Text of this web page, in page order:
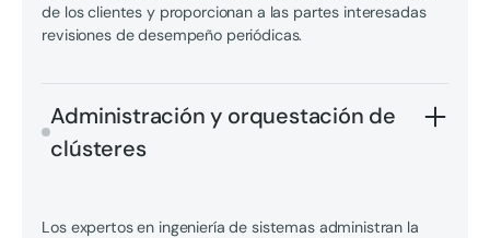
de los clientes y proporcionan a las partes interesadas
revisiones de desempeño periódicas.
Administración y orquestación de
clústeres
Los expertos en ingeniería de sistemas administran la